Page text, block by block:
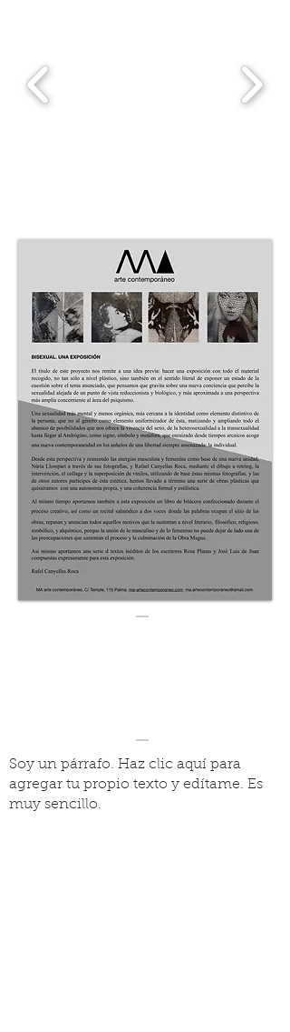
Soy un párrafo. Haz clic aquí para
agregar tu propio texto y edítame. Es
muy sencillo.